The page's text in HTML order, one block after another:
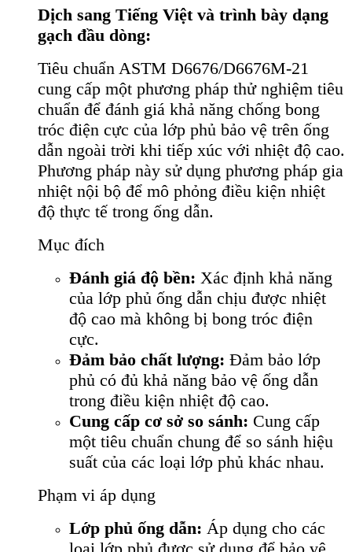
Dịch sang Tiếng Việt và trình bày dạng
gạch đầu dòng:
Tiêu chuẩn ASTM D6676/D6676M-21
cung cấp một phương pháp thử nghiệm tiêu
chuẩn để đánh giá khả năng chống bong
tróc điện cực của lớp phủ bảo vệ trên ống
dẫn ngoài trời khi tiếp xúc với nhiệt độ cao.
Phương pháp này sử dụng phương pháp gia
nhiệt nội bộ để mô phỏng điều kiện nhiệt
độ thực tế trong ống dẫn.
Mục đích
Đánh giá độ bền: Xác định khả năng
của lớp phủ ống dẫn chịu được nhiệt
độ cao mà không bị bong tróc điện
cực.
Đảm bảo chất lượng: Đảm bảo lớp
phủ có đủ khả năng bảo vệ ống dẫn
trong điều kiện nhiệt độ cao.
Cung cấp cơ sở so sánh: Cung cấp
một tiêu chuẩn chung để so sánh hiệu
suất của các loại lớp phủ khác nhau.
Phạm vi áp dụng
Lớp phủ ống dẫn: Áp dụng cho các